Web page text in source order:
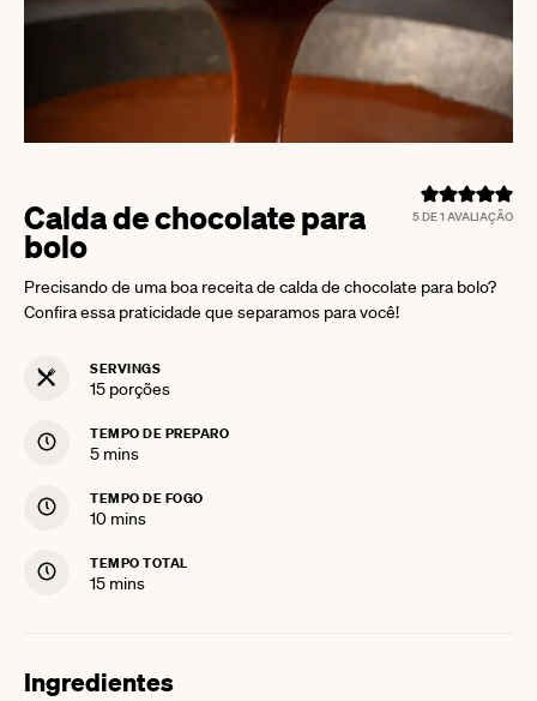
5DE 1 AVALIAÇÃO
Calda de chocolate para
bolo
Precisando de uma boa receita de calda de chocolate para bolo?
Confira essa praticidade que separamos para você!
SERVINGS
15 porções
TEMPO DE PREPARO
5minutes
mins
TEMPO DE FOGO
10minutes
mins
TEMPO TOTAL
15minutes
mins
Ingredientes